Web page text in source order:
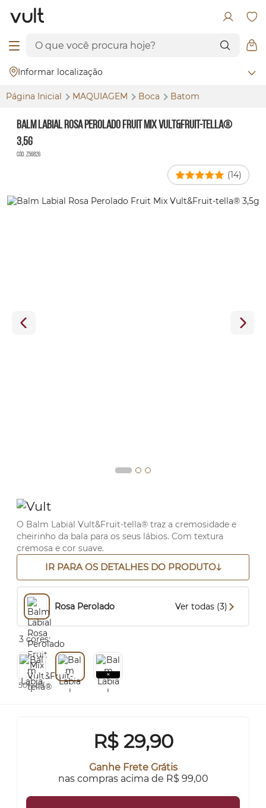
Informar localização
Página Inicial MAQUIAGEM Boca Batom
Balm Labial Rosa Perolado Fruit Mix Vult&Fruit-tella®
3,5g
Cód. Z56826
(14)
O Balm Labial Vult&Fruit-tella® traz a cremosidade e
cheirinho da bala para os seus lábios. Com textura
cremosa e cor suave.
IR PARA OS DETALHES DO PRODUTO
Rosa Perolado Ver todas (3)
3 cores:
50% off
R$ 29,90
Ganhe Frete Grátis
nas compras acima de R$ 99,00